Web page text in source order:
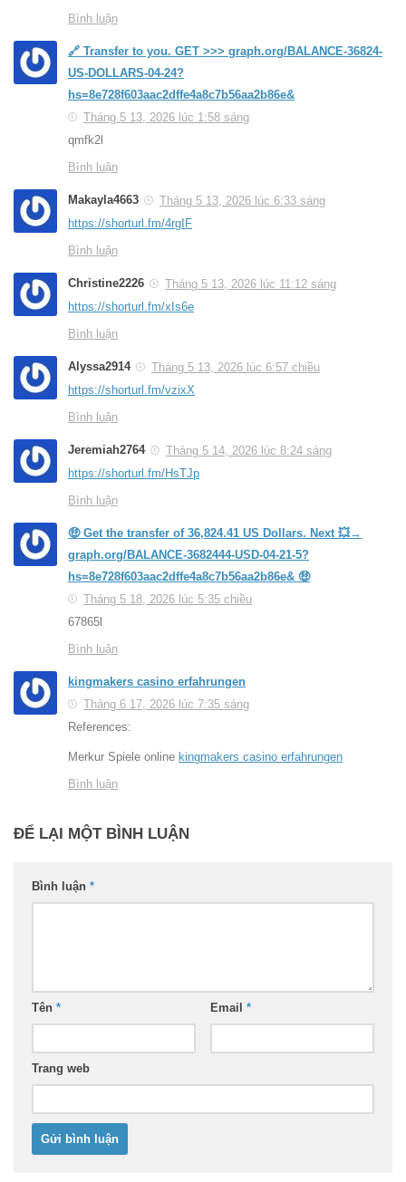
Bình luận
🔗 Transfer to you. GET >>> graph.org/BALANCE-36824-
US-DOLLARS-04-24?
hs=8e728f603aac2dffe4a8c7b56aa2b86e&
Tháng 5 13, 2026 lúc 1:58 sáng
qmfk2l
Bình luận
Makayla4663
Tháng 5 13, 2026 lúc 6:33 sáng
https://shorturl.fm/4rgIF
Bình luận
Christine2226
Tháng 5 13, 2026 lúc 11:12 sáng
https://shorturl.fm/xIs6e
Bình luận
Alyssa2914
Tháng 5 13, 2026 lúc 6:57 chiều
https://shorturl.fm/vzixX
Bình luận
Jeremiah2764
Tháng 5 14, 2026 lúc 8:24 sáng
https://shorturl.fm/HsTJp
Bình luận
🤑 Get the transfer of 36,824.41 US Dollars. Next 💥→
graph.org/BALANCE-3682444-USD-04-21-5?
hs=8e728f603aac2dffe4a8c7b56aa2b86e& 🤑
Tháng 5 18, 2026 lúc 5:35 chiều
67865l
Bình luận
kingmakers casino erfahrungen
Tháng 6 17, 2026 lúc 7:35 sáng
References:
Merkur Spiele online kingmakers casino erfahrungen
Bình luận
ĐỂ LẠI MỘT BÌNH LUẬN
Bình luận *
Tên * Email *
Trang web